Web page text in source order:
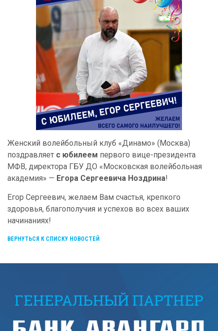
Женский волейбольный клуб «Динамо» (Москва)
поздравляет с юбилеем первого вице-президента
МФВ, директора ГБУ ДО «Московская волейбольная
академия» — Егора Сергеевича Ноздрина!
Егор Сергеевич, желаем Вам счастья, крепкого
здоровья, благополучия и успехов во всех ваших
начинаниях!
ВЕРНУТЬСЯ К СПИСКУ НОВОСТЕЙ
ГЕНЕРАЛЬНЫЙ ПАРТНЕР